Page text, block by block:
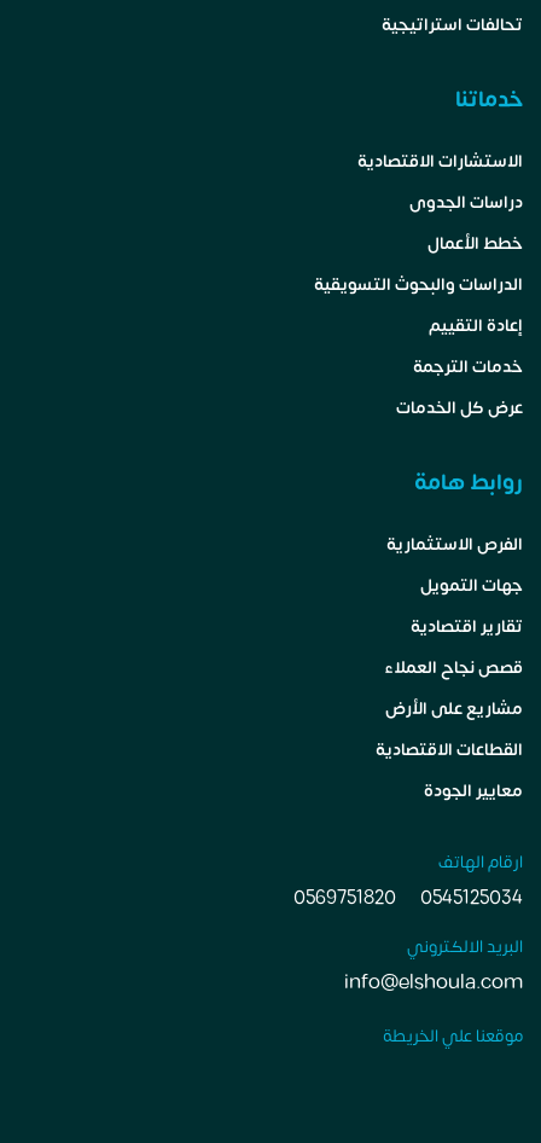
تحالفات استراتيجية
خدماتنا
الاستشارات الاقتصادية
دراسات الجدوى
خطط الأعمال
الدراسات والبحوث التسويقية
إعادة التقييم
خدمات الترجمة
عرض كل الخدمات
روابط هامة
الفرص الاستثمارية
جهات التمويل
تقارير اقتصادية
قصص نجاح العملاء
مشاريع على الأرض
القطاعات الاقتصادية
معايير الجودة
ارقام الهاتف
0545125034
0569751820
البريد الالكتروني
info@elshoula.com
موقعنا علي الخريطة